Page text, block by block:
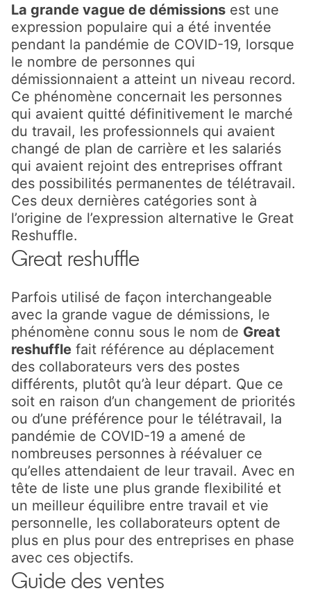
La grande vague de démissions est une
expression populaire qui a été inventée
pendant la pandémie de COVID-19, lorsque
le nombre de personnes qui
démissionnaient a atteint un niveau record.
Ce phénomène concernait les personnes
qui avaient quitté définitivement le marché
du travail, les professionnels qui avaient
changé de plan de carrière et les salariés
qui avaient rejoint des entreprises offrant
des possibilités permanentes de télétravail.
Ces deux dernières catégories sont à
l’origine de l’expression alternative le Great
Reshuffle.
Great reshuffle
Parfois utilisé de façon interchangeable
avec la grande vague de démissions, le
phénomène connu sous le nom de Great
reshuffle fait référence au déplacement
des collaborateurs vers des postes
différents, plutôt qu’à leur départ. Que ce
soit en raison d’un changement de priorités
ou d’une préférence pour le télétravail, la
pandémie de COVID-19 a amené de
nombreuses personnes à réévaluer ce
qu’elles attendaient de leur travail. Avec en
tête de liste une plus grande flexibilité et
un meilleur équilibre entre travail et vie
personnelle, les collaborateurs optent de
plus en plus pour des entreprises en phase
avec ces objectifs.
Guide des ventes